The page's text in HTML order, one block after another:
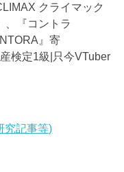
クライマック
、『コントラ
』寄
検定1級|只今VTuber
究記事等)